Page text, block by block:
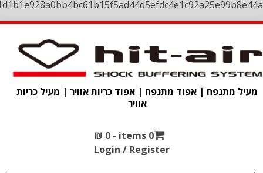
מעיל מתנפח | אפוד מתנפח | אפוד כריות אוויר | מעיל כריות
אוויר
0 items -
₪ 0
Login / Register